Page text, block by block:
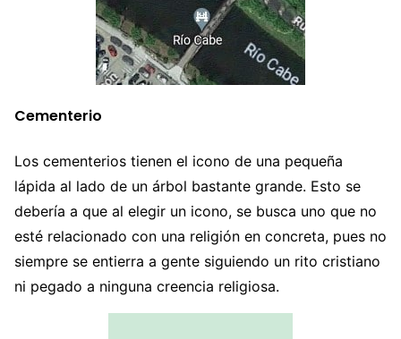
Cementerio
Los cementerios tienen el icono de una pequeña
lápida al lado de un árbol bastante grande. Esto se
debería a que al elegir un icono, se busca uno que no
esté relacionado con una religión en concreta, pues no
siempre se entierra a gente siguiendo un rito cristiano
ni pegado a ninguna creencia religiosa.